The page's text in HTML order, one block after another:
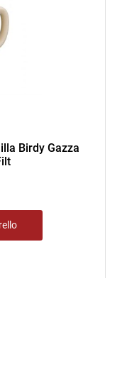
Birdy Gazza